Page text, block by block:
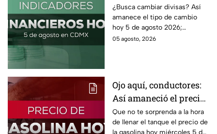
miércoles 5 de agosto
2026?
¿Busca cambiar divisas? Así
amanece el tipo de cambio
hoy 5 de agosto 2026;
consulta el precio del dólar
05 agosto, 2026
Ojo aquí, conductores:
Así amaneció el precio
de la gasolina HOY
Que no te sorprenda a la hora
de llenar el tanque el precio de